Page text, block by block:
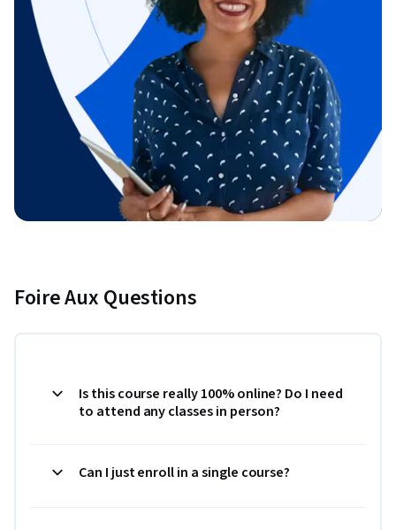
Foire Aux Questions
Is this course really 100% online? Do I need
to attend any classes in person?
Can I just enroll in a single course?